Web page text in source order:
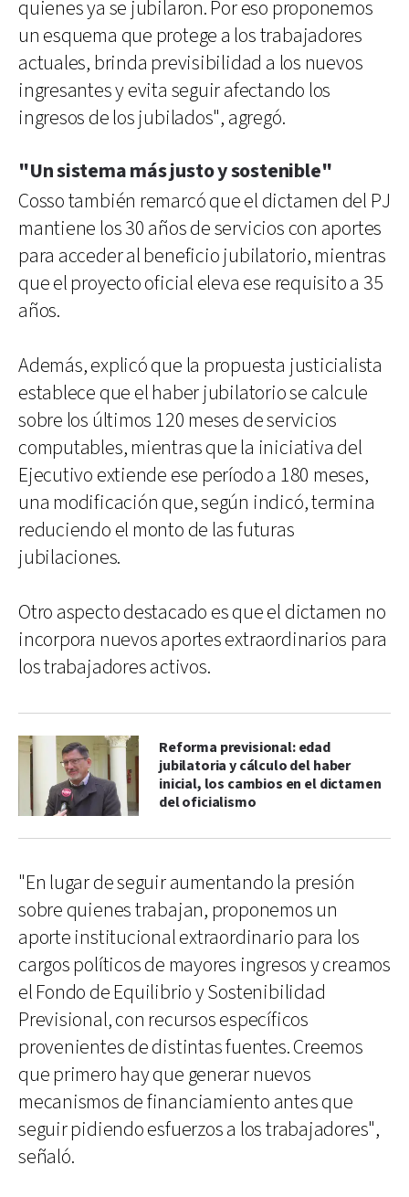
quienes ya se jubilaron. Por eso proponemos
un esquema que protege a los trabajadores
actuales, brinda previsibilidad a los nuevos
ingresantes y evita seguir afectando los
ingresos de los jubilados", agregó.
"Un sistema más justo y sostenible"
Cosso también remarcó que el dictamen del PJ
mantiene los 30 años de servicios con aportes
para acceder al beneficio jubilatorio, mientras
que el proyecto oficial eleva ese requisito a 35
años.
Además, explicó que la propuesta justicialista
establece que el haber jubilatorio se calcule
sobre los últimos 120 meses de servicios
computables, mientras que la iniciativa del
Ejecutivo extiende ese período a 180 meses,
una modificación que, según indicó, termina
reduciendo el monto de las futuras
jubilaciones.
Otro aspecto destacado es que el dictamen no
incorpora nuevos aportes extraordinarios para
los trabajadores activos.
Reforma previsional: edad
jubilatoria y cálculo del haber
inicial, los cambios en el dictamen
del oficialismo
"En lugar de seguir aumentando la presión
sobre quienes trabajan, proponemos un
aporte institucional extraordinario para los
cargos políticos de mayores ingresos y creamos
el Fondo de Equilibrio y Sostenibilidad
Previsional, con recursos específicos
provenientes de distintas fuentes. Creemos
que primero hay que generar nuevos
mecanismos de financiamiento antes que
seguir pidiendo esfuerzos a los trabajadores",
señaló.